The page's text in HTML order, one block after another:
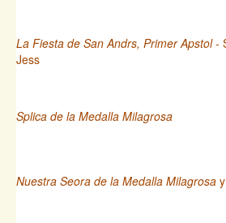
La Fiesta de San Andrs, Primer Apstol-
Jess
Splica de la Medalla Milagrosa
Nuestra Seora de la Medalla Milagrosa